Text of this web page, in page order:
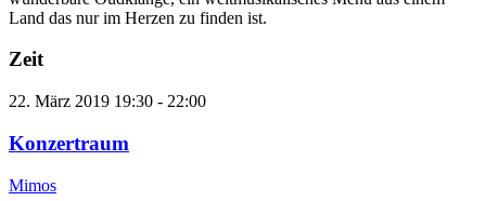
Land das nur im Herzen zu finden ist.
Zeit
22. März 2019 19:30 - 22:00
Konzertraum
Mimos